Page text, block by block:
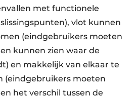
met functionele
vlot kunnen
(eindgebruikers moeten
kunnen zien waar de
en makkelijk van elkaar te
(eindgebruikers moeten
het verschil tussen de